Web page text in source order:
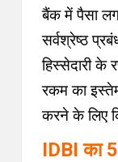
बैंक में पैसा
सर्वश्रेष्ठ
हिस्सेदारी के
रकम का
करने के लिए
IDBI का